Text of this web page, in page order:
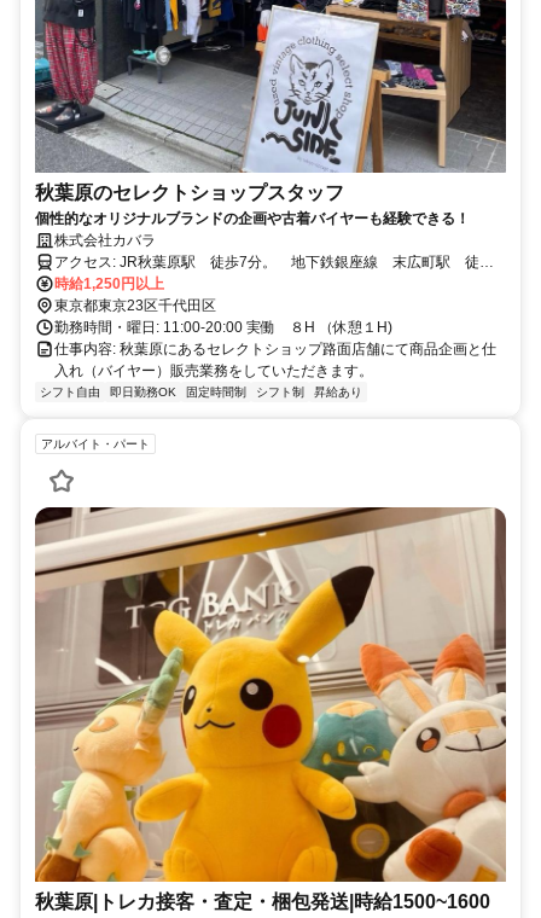
秋葉原のセレクトショップスタッフ
個性的なオリジナルブランドの企画や古着バイヤーも経験できる！
株式会社カバラ
アクセス: JR秋葉原駅 徒歩7分。 地下鉄銀座線 末広町駅 徒歩1
分。 地下鉄千代田線 湯島駅（6分）
時給1,250円以上
東京都東京23区千代田区
勤務時間・曜日: 11:00-20:00 実働 ８H （休憩１H)
仕事内容: 秋葉原にあるセレクトショップ路面店舗にて商品企画と仕
入れ（バイヤー）販売業務をしていただきます。
シフト自由 即日勤務OK 固定時間制 シフト制 昇給あり
アルバイト・パート
秋葉原|トレカ接客・査定・梱包発送|時給1500~1600